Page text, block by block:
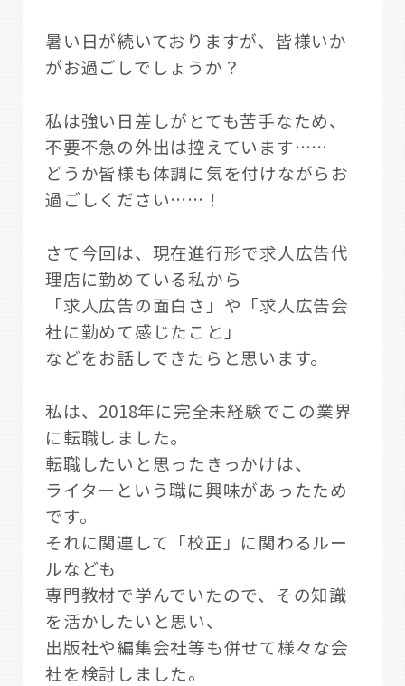
暑い日が続いておりますが、皆様いか
がお過ごしでしょうか？
私は強い日差しがとても苦手なため、
不要不急の外出は控えています……
どうか皆様も体調に気を付けながらお
過ごしください……！
さて今回は、現在進行形で求人広告代
理店に勤めている私から
「求人広告の面白さ」や「求人広告会
社に勤めて感じたこと」
などをお話しできたらと思います。
私は、2018年に完全未経験でこの業界
に転職しました。
転職したいと思ったきっかけは、
ライターという職に興味があったため
です。
それに関連して「校正」に関わるルー
ルなども
専門教材で学んでいたので、その知識
を活かしたいと思い、
出版社や編集会社等も併せて様々な会
社を検討しました。